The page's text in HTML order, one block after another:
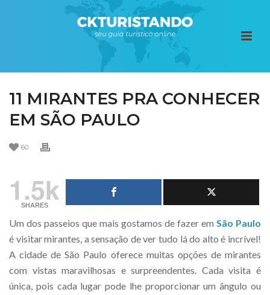
11 MIRANTES PRA CONHECER
EM SÃO PAULO
60
1.5k
SHARES
Um dos passeios que mais gostamos de fazer em São Paulo
é visitar mirantes, a sensação de ver tudo lá do alto é incrível!
A cidade de São Paulo oferece muitas opções de mirantes
com vistas maravilhosas e surpreendentes. Cada visita é
única, pois cada lugar pode lhe proporcionar um ângulo ou